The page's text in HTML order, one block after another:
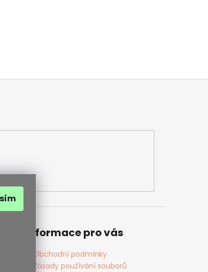
Informace pro vás
Obchodní podmínky
Zásady používání souborů